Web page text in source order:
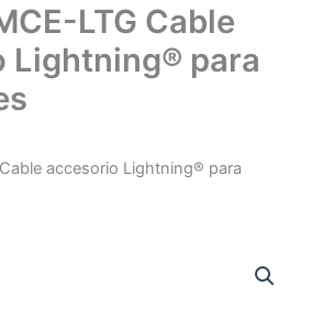
LTG Cable
Lightning® para
accesorio Lightning® para